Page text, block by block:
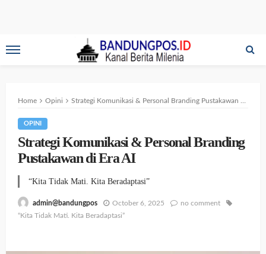
Home Opini Strategi Komunikasi & Personal Branding Pustakawan di Era AI
OPINI
Strategi Komunikasi & Personal Branding
Pustakawan di Era AI
“Kita Tidak Mati. Kita Beradaptasi”
admin@bandungpos October 6, 2025
no comment
“Kita Tidak Mati. Kita Beradaptasi”